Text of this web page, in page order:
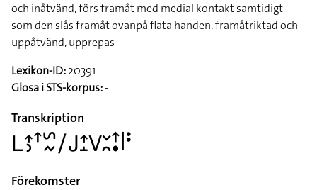
och inåtvänd, förs framåt med medial kontakt samtidigt
som den slås framåt ovanpå flata handen, framåtriktad och
uppåtvänd, upprepas
Lexikon-ID:20391
Glosa i STS-korpus:-
Transkription
􌥈􌤴􌤶􌦃􌥲􌦌􌥠􌤢􌤴􌤸􌤭􌥖􌥘􌦃􌥡􌥼􌥻
Förekomster